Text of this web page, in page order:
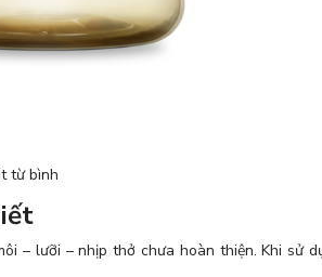
từ bình
– lưỡi – nhịp thở chưa hoàn thiện. Khi sử